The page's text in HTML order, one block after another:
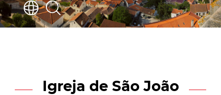
Igreja de São João